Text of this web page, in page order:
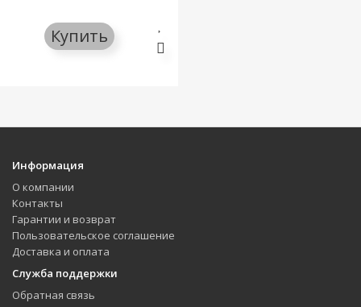
Купить
Информация
О компании
Контакты
Гарантии и возврат
Пользовательское соглашение
Доставка и оплата
Служба поддержки
Обратная связь